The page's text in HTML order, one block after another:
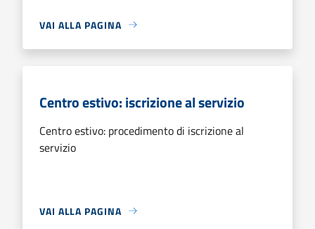
VAI ALLA PAGINA
Centro estivo: iscrizione al servizio
Centro estivo: procedimento di iscrizione al
servizio
VAI ALLA PAGINA